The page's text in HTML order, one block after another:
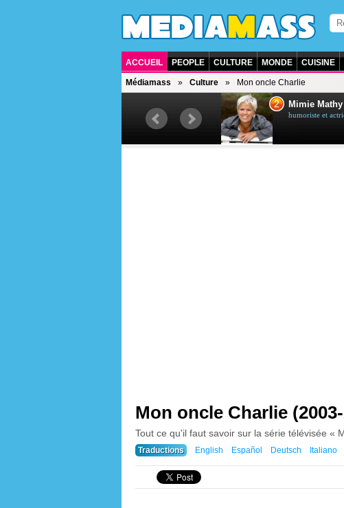
ACCUEIL PEOPLE CULTURE MONDE CUISINE
Médiamass Culture Mon oncle Charlie
chanteuse québécoise
2 Mimie Mathy
humoriste et
Mon oncle Charlie
Tout ce qu'il faut savoir sur la série télévisée «
Traductions English Español Deutsch Italiano